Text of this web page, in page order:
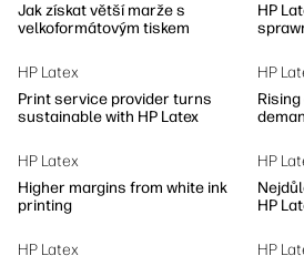
Jak získat větší marže s
velkoformátovým tiskem
HP
HP Latex
Print service provider turns
sustainable with HP Latex
HP
HP Latex
Higher margins from white ink
printing
HP
HP
HP Latex
HP